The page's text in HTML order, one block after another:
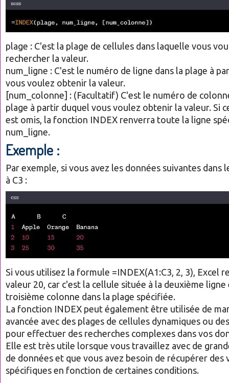
plage : C'est la plage de cellules dans laquelle vous
rechercher la valeur.
num_ligne : C'est le numéro de ligne dans la plage à
vous voulez obtenir la valeur.
[num_colonne] : (Facultatif) C'est le numéro de
plage à partir duquel vous voulez obtenir la valeur. Si
est omis, la fonction INDEX renverra toute la ligne
num_ligne.
Exemple :
Par exemple, si vous avez les données suivantes dans
à C3 :
Si vous utilisez la formule =INDEX(A1:C3, 2, 3), Excel
valeur 20, car c'est la cellule située à la deuxième ligne
troisième colonne dans la plage spécifiée.
La fonction INDEX peut également être utilisée de
avancée avec des plages de cellules dynamiques ou
pour effectuer des recherches complexes dans vos
Elle est très utile lorsque vous travaillez avec de
de données et que vous avez besoin de récupérer des
spécifiques en fonction de certaines conditions.